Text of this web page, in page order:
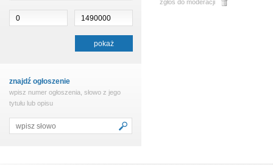
znajdź ogłoszenie
wpisz numer ogłoszenia, słowo z jego
tytułu lub opisu
zgłoś do moderacji